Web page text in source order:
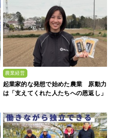
農業経営
起業家的な発想で始めた農業 原動力
は「支えてくれた人たちへの恩返し」